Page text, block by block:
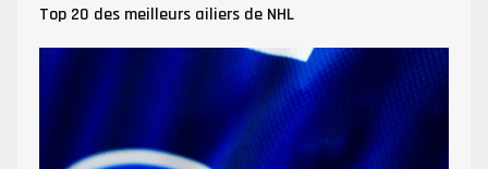
Top 20 des meilleurs ailiers de NHL